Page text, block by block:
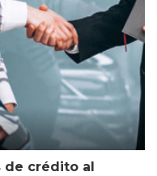
de crédito al